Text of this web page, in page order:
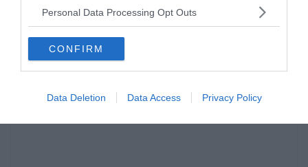
Personal Data Processing Opt Outs
CONFIRM
Data Deletion Data Access Privacy Policy
alakul meccs.”